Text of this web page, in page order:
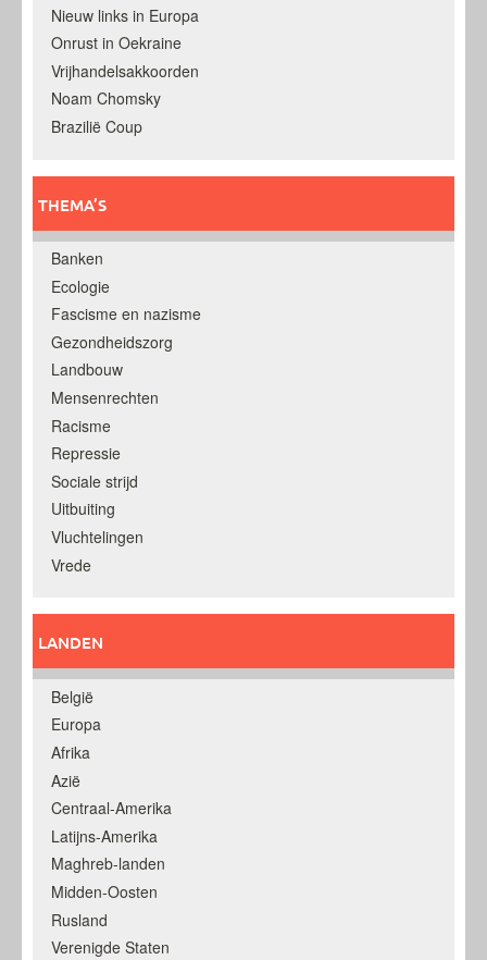
Nieuw links in Europa
Onrust in Oekraine
Vrijhandelsakkoorden
Noam Chomsky
Brazilië Coup
THEMA’S
Banken
Ecologie
Fascisme en nazisme
Gezondheidszorg
Landbouw
Mensenrechten
Racisme
Repressie
Sociale strijd
Uitbuiting
Vluchtelingen
Vrede
LANDEN
België
Europa
Afrika
Azië
Centraal-Amerika
Latijns-Amerika
Maghreb-landen
Midden-Oosten
Rusland
Verenigde Staten